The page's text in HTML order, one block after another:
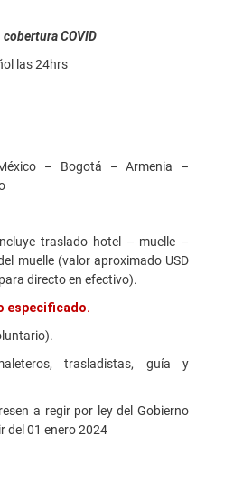
COVID
las 24hrs
– Bogotá – Armenia –
traslado hotel – muelle –
muelle (valor aproximado USD
directo en efectivo).
especificado.
trasladistas, guía y
a regir por ley del Gobierno
del 01 enero 2024